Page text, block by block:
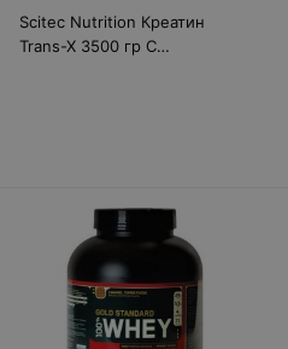
Scitec Nutrition Креатин
Trans-X 3500 гр С